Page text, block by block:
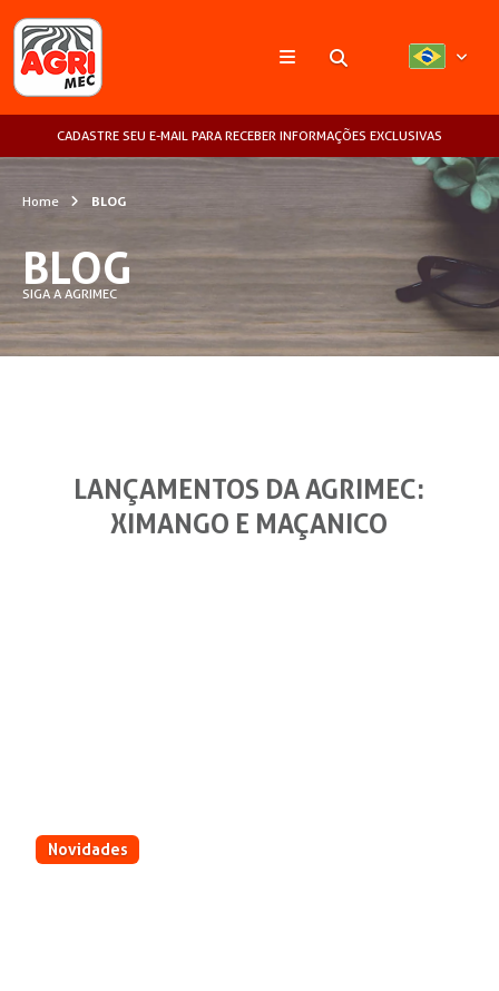
Pesquisar
CADASTRE SEU E-MAIL PARA RECEBER INFORMAÇÕES EXCLUSIVAS
Home BLOG
BLOG
SIGA A AGRIMEC
LANÇAMENTOS DA AGRIMEC:
XIMANGO E MAÇANICO
Novidades